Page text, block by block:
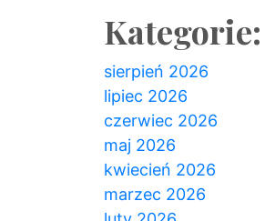
Kategorie:
sierpień 2026
lipiec 2026
czerwiec 2026
maj 2026
kwiecień 2026
marzec 2026